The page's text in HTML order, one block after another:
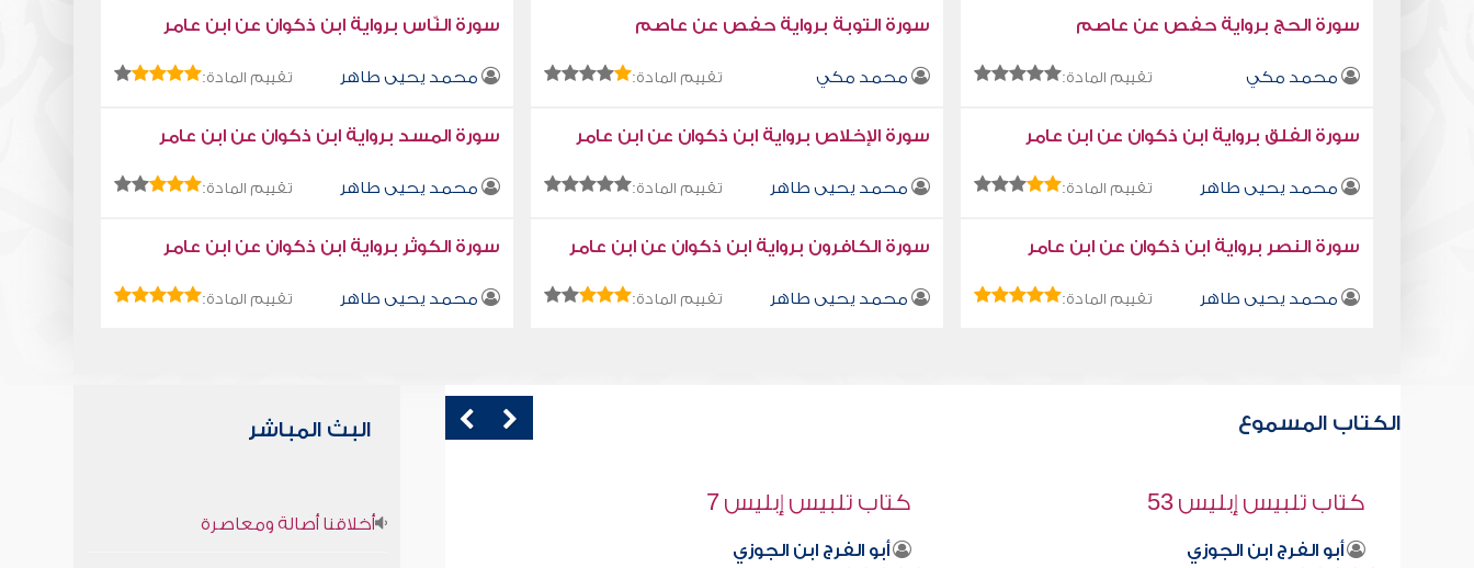
سورة الحج برواية حفص عن عاصم
محمد مكي تقييم المادة:
سورة التوبة برواية حفص عن عاصم
محمد مكي تقييم المادة:
سورة النّاس برواية ابن ذكوان عن ابن عامر
محمد يحيى طاهر تقييم المادة:
سورة الفلق برواية ابن ذكوان عن ابن عامر
محمد يحيى طاهر تقييم المادة:
سورة الإخلاص برواية ابن ذكوان عن ابن عامر
محمد يحيى طاهر تقييم المادة:
سورة المسد برواية ابن ذكوان عن ابن عامر
محمد يحيى طاهر تقييم المادة:
سورة النصر برواية ابن ذكوان عن ابن عامر
محمد يحيى طاهر تقييم المادة:
سورة الكافرون برواية ابن ذكوان عن ابن عامر
محمد يحيى طاهر تقييم المادة:
سورة الكوثر برواية ابن ذكوان عن ابن عامر
محمد يحيى طاهر تقييم المادة:
الكتاب المسموع
كتاب تلبيس إبليس 7
أبو الفرج ابن الجوزي
قراءة صوتية لكتاب استمتع بحياتك " كتاب
في فنون التعامل - العبادة الخفية
البث المباشر
أخلاقنا أصالة ومعاصرة